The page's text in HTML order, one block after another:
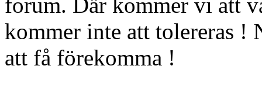
forum. Där kommer vi att
kommer inte att tolereras !
att få förekomma !